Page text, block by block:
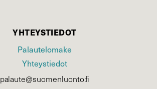
YHTEYSTIEDOT
Palautelomake
Yhteystiedot
palaute@suomenluonto.fi